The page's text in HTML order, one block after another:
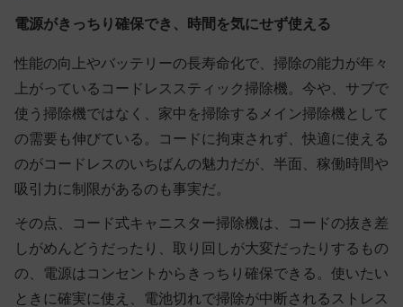
電源がきっちり確保でき、時間を気にせず使える
性能の向上やバッテリーの長寿命化で、掃除の能力が年々
上がっているコードレススティック掃除機。今や、サブで
使う掃除機ではなく、家中を掃除するメイン掃除機として
の需要も伸びている。コードに拘束されず、快適に使える
のがコードレスのいちばんの魅力だが、半面、稼働時間や
吸引力に制限があるのも事実だ。
その点、コード式キャニスター掃除機は、コードの抜き差
しがめんどうだったり、取り回しが大変だったりするもの
の、電源はコンセントからきっちり確保できる。使いたい
ときに確実に使え、電池切れで掃除が中断されるストレス